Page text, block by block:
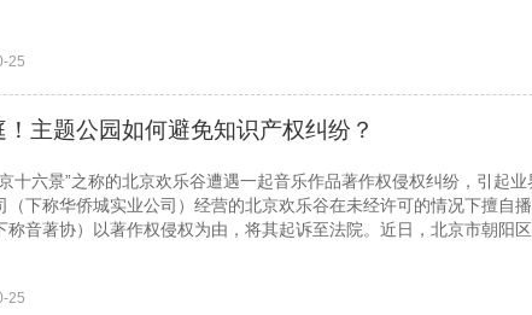
25
主题公园如何避免知识产权纠纷？
十六景”之称的北京欢乐谷遭遇一起音乐作品著作权侵权纠纷，引起
（下称华侨城实业公司）经营的北京欢乐谷在未经许可的情况下擅自
称音著协）以著作权侵权为由，将其起诉至法院。近日，北京市朝阳
25